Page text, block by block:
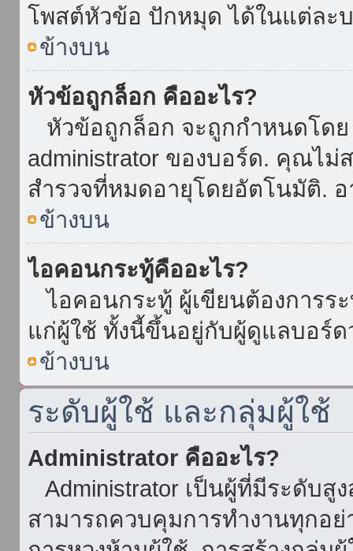
โพสต์หัวข้อ ปักหมุด ได้ในแต่ละ
ข้างบน
หัวข้อถูกล็อก คืออะไร?
หัวข้อถูกล็อก จะถูกกำหนดโดย
administrator ของบอร์ด. คุณไ
สำรวจที่หมดอายุโดยอัตโนมัติ.
ข้างบน
ไอคอนกระทู้คืออะไร?
ไอคอนกระทู้ ผู้เขียนต้องการร
แก่ผู้ใช้ ทั้งนี้ขึ้นอยู่กับผู้ดูแลบอร์
ข้างบน
ระดับผู้ใช้ และกลุ่มผู้ใช้
Administrator คืออะไร?
Administrator เป็นผู้ที่มีระดับ
สามารถควบคุมการทำงานทุกอ